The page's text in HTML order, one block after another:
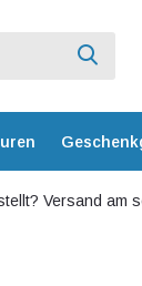
Versand am